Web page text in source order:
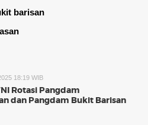
barisan
18:19 WIB
Rotasi Pangdam
dan Pangdam Bukit Barisan